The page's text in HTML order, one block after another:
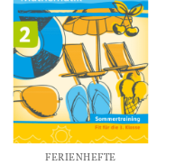
Zur
Wunschliste
hinzufügen
FERIENHEFTE